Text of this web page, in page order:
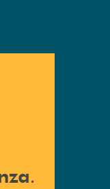
alla pagina della
.